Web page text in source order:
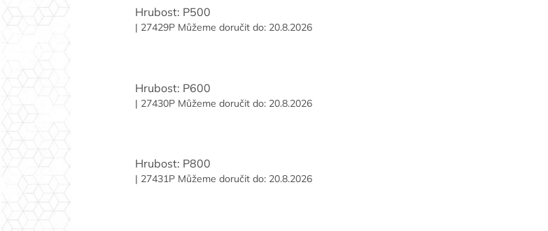
Hrubost: P500
| 27429P Můžeme doručit do: 20.8.2026
Hrubost: P600
| 27430P Můžeme doručit do: 20.8.2026
Hrubost: P800
| 27431P Můžeme doručit do: 20.8.2026